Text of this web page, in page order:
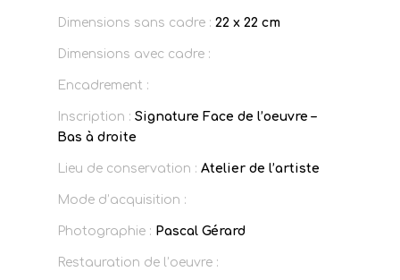
Dimensions sans cadre : 22 x 22 cm
Dimensions avec cadre :
Encadrement :
Inscription : Signature Face de l’oeuvre –
Bas à droite
Lieu de conservation : Atelier de l’artiste
Mode d’acquisition :
Photographie : Pascal Gérard
Restauration de l’oeuvre :